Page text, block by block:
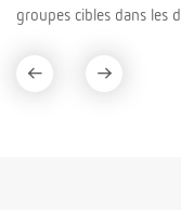
groupes cibles dans les